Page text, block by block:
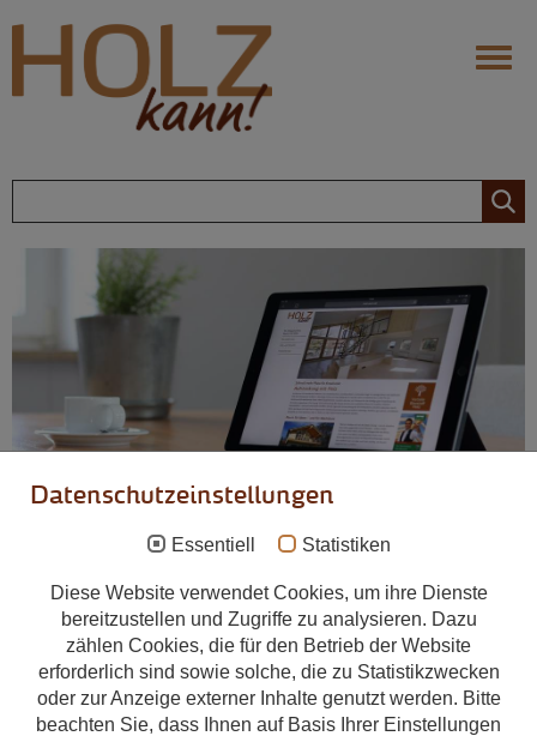
Navigation
Ihr Infoportal fürs Bauen mit
Holz
Nachhaltigkeit
Langlebigkeit
Flexibilität
Zimmerer
Holz: Die Möglichkeiten
Design
Modernisierung
Dachausbau
Aufstockung
Anbau
Energetische Sanierung
Förderungen
Infos von den Profis
Was mit Holz alles möglich ist, zeigen die Zimmerer- und
Holzbauunternehmen täglich auf der Baustelle – und auch rund
um die Uhr online: Unser Portal „Holz kann!“ präsentiert Ihnen die
vielfältigen Vorteile des Bauens mit Holz. Konkret, kompetent und
klar.
Datenschutzeinstellungen
Essentiell Statistiken
Diese Website verwendet Cookies, um ihre Dienste
bereitzustellen und Zugriffe zu analysieren. Dazu
zählen Cookies, die für den Betrieb der Website
erforderlich sind sowie solche, die zu Statistikzwecken
oder zur Anzeige externer Inhalte genutzt werden. Bitte
beachten Sie, dass Ihnen auf Basis Ihrer Einstellungen